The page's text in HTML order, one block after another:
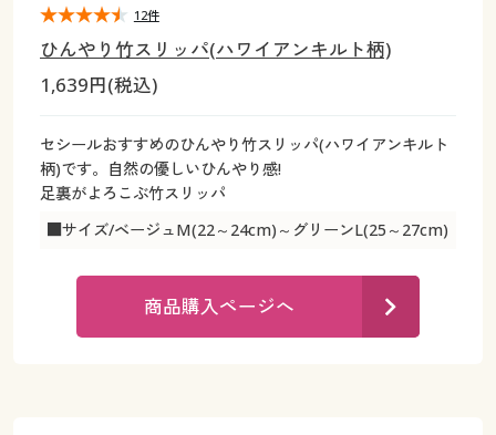
大きいサイズ レディース下着
大きいサイズ メンズ
大きいサイズ 事務・制服
カタログ
カタログ・チラシからのご注文
デジタルカタログ
大きいサイズ メンズ
大きいサイズ 事務・制服
カタログ
カタログ・チラシからのご注文
カタログ無料プレゼント
会員メニュー
ひんやり竹スリッパ(ハワイアンキルト柄)
1,639円(税込)
セシールおすすめのひんやり竹スリッパ(ハワイアンキルト
柄)です。自然の優しいひんやり感!
足裏がよろこぶ竹スリッパ
■サイズ/ベージュM(22～24cm)～グリーンL(25～27cm)
12件
商品購入ページへ